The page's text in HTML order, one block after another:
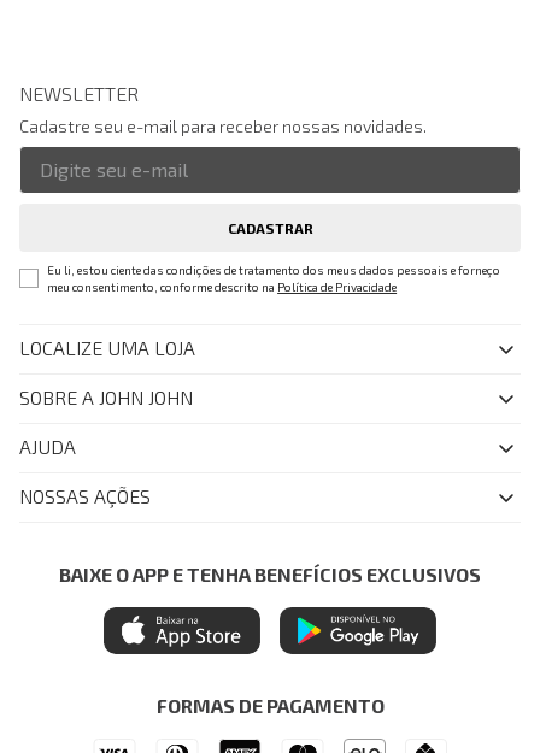
NEWSLETTER
Cadastre seu e-mail para receber nossas novidades.
CADASTRAR
Eu li, estou ciente das condições de tratamento dos meus dados pessoais e forneço
meu consentimento, conforme descrito na Política de Privacidade
LOCALIZE UMA LOJA
SOBRE A JOHN JOHN
Quem Somos
John John Club
Painel de Privacidade
Central de Preferências
Ética e Sustentabilidade
AJUDA
FAQ
Regulamentos
Seja um Revendedor
NOSSAS AÇÕES
Azul Fidelidade
Mastercard
Itau Personnalite
BAIXE O APP E TENHA BENEFÍCIOS EXCLUSIVOS
FORMAS DE PAGAMENTO